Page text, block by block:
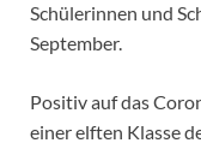
Schülerinnen und
September.
Positiv auf das
einer elften Klasse